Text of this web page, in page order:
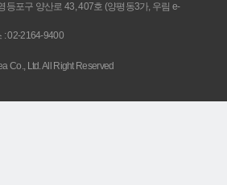
등포구 양산로 43, 407호 (양평동3가, 우림 e-
: 02-2164-9400
Co., Ltd. All Right Reserved